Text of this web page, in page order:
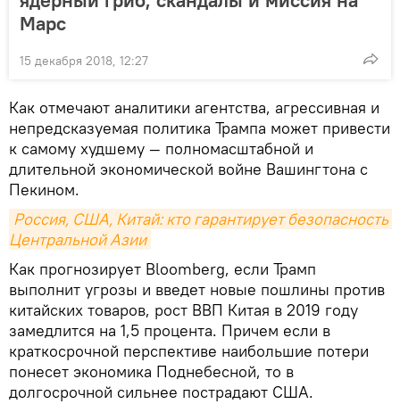
Марс
15 декабря 2018, 12:27
Как отмечают аналитики агентства, агрессивная и
непредсказуемая политика Трампа может привести
к самому худшему — полномасштабной и
длительной экономической войне Вашингтона с
Пекином.
Россия, США, Китай: кто гарантирует безопасность
Центральной Азии
Как прогнозирует Bloomberg, если Трамп
выполнит угрозы и введет новые пошлины против
китайских товаров, рост ВВП Китая в 2019 году
замедлится на 1,5 процента. Причем если в
краткосрочной перспективе наибольшие потери
понесет экономика Поднебесной, то в
долгосрочной сильнее пострадают США.